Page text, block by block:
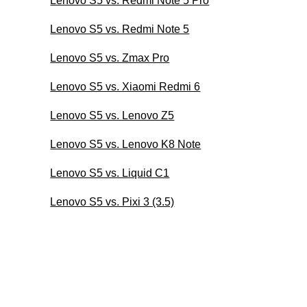
Lenovo S5 vs. Redmi Note 5
Lenovo S5 vs. Zmax Pro
Lenovo S5 vs. Xiaomi Redmi 6
Lenovo S5 vs. Lenovo Z5
Lenovo S5 vs. Lenovo K8 Note
Lenovo S5 vs. Liquid C1
Lenovo S5 vs. Pixi 3 (3.5)